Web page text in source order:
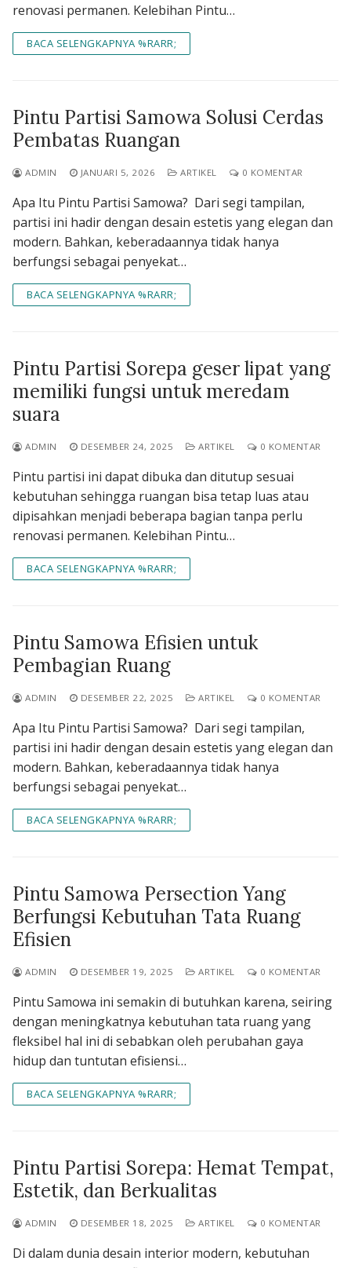
renovasi permanen. Kelebihan Pintu…
BACA SELENGKAPNYA %RARR;
Pintu Partisi Samowa Solusi Cerdas
Pembatas Ruangan
ADMIN JANUARI 5, 2026 ARTIKEL 0 KOMENTAR
Apa Itu Pintu Partisi Samowa? Dari segi tampilan,
partisi ini hadir dengan desain estetis yang elegan dan
modern. Bahkan, keberadaannya tidak hanya
berfungsi sebagai penyekat…
BACA SELENGKAPNYA %RARR;
Pintu Partisi Sorepa geser lipat yang
memiliki fungsi untuk meredam
suara
ADMIN DESEMBER 24, 2025 ARTIKEL 0 KOMENTAR
Pintu partisi ini dapat dibuka dan ditutup sesuai
kebutuhan sehingga ruangan bisa tetap luas atau
dipisahkan menjadi beberapa bagian tanpa perlu
renovasi permanen. Kelebihan Pintu…
BACA SELENGKAPNYA %RARR;
Pintu Samowa Efisien untuk
Pembagian Ruang
ADMIN DESEMBER 22, 2025 ARTIKEL 0 KOMENTAR
Apa Itu Pintu Partisi Samowa? Dari segi tampilan,
partisi ini hadir dengan desain estetis yang elegan dan
modern. Bahkan, keberadaannya tidak hanya
berfungsi sebagai penyekat…
BACA SELENGKAPNYA %RARR;
Pintu Samowa Persection Yang
Berfungsi Kebutuhan Tata Ruang
Efisien
ADMIN DESEMBER 19, 2025 ARTIKEL 0 KOMENTAR
Pintu Samowa ini semakin di butuhkan karena, seiring
dengan meningkatnya kebutuhan tata ruang yang
fleksibel hal ini di sebabkan oleh perubahan gaya
hidup dan tuntutan efisiensi…
BACA SELENGKAPNYA %RARR;
Pintu Partisi Sorepa: Hemat Tempat,
Estetik, dan Berkualitas
ADMIN DESEMBER 18, 2025 ARTIKEL 0 KOMENTAR
Di dalam dunia desain interior modern, kebutuhan